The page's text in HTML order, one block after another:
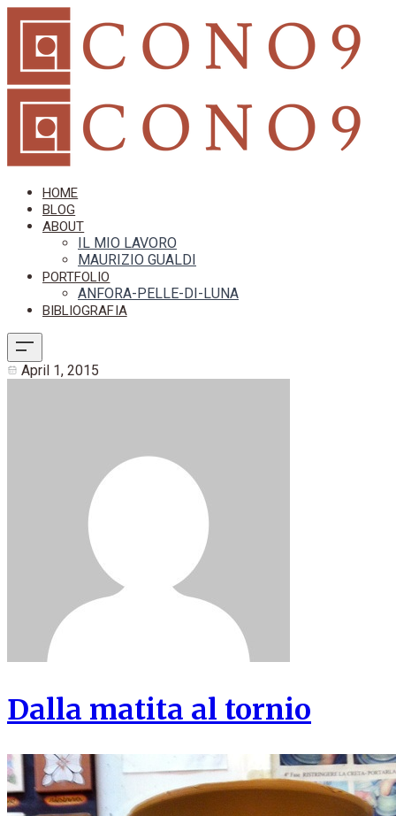
HOME
BLOG
ABOUT
IL MIO LAVORO
MAURIZIO GUALDI
PORTFOLIO
ANFORA-PELLE-DI-LUNA
BIBLIOGRAFIA
April 1, 2015
Dalla matita al tornio